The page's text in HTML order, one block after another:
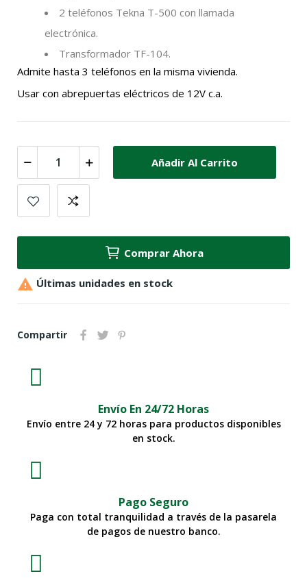
2 teléfonos Tekna T-500 con llamada
electrónica.
Transformador TF-104.
Admite hasta 3 teléfonos en la misma vivienda.
Usar con abrepuertas eléctricos de 12V c.a.
Añadir Al Carrito
Comprar Ahora
 Últimas unidades en stock
Compartir
Envío En 24/72 Horas
Envío entre 24 y 72 horas para productos disponibles
en stock.
Pago Seguro
Paga con total tranquilidad a través de la pasarela
de pagos de nuestro banco.